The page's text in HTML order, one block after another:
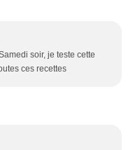
soir, je teste cette
ces recettes